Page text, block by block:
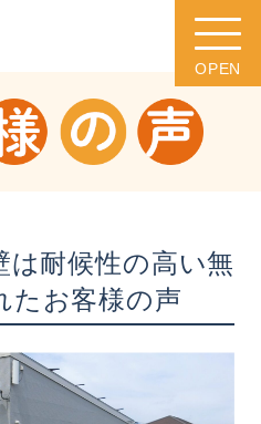
耐候性の高い無
たお客様の声